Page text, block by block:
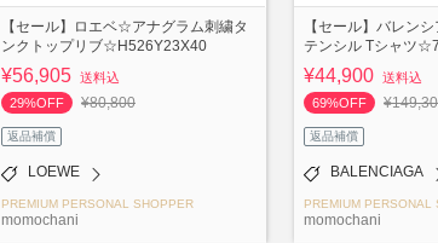
【セール】ロエベ☆アナグラム刺繍タ
ンクトップリブ☆H526Y23X40
¥56,905 送料込
29%OFF
¥80,800
返品補償
LOEWE
PREMIUM PERSONAL SHOPPER
momochani
【セール】バレン
テンシル Tシャツ
¥44,900 送料込
69%OFF
返品補償
BALENCIAGA
PREMIUM PERSONAL
momochani